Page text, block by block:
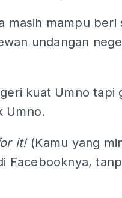
masih mampu beri
undangan
kuat Umno tapi
Umno.
it!(Kamu yang
Facebooknya,